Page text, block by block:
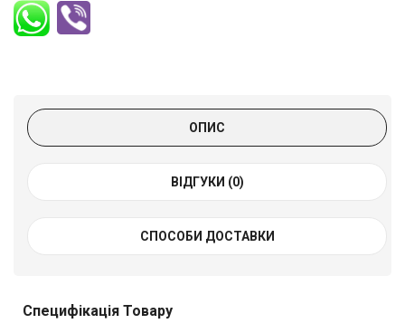
ОПИС
ВІДГУКИ (0)
СПОСОБИ ДОСТАВКИ
Специфікація Товару